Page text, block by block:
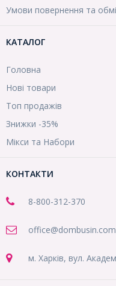
Умови повернення та
КАТАЛОГ
Головна
Нові товари
Топ продажів
Знижки -35%
Мікси та Набори
КОНТАКТИ
8-800-312-370
office@dombusin.com
м. Харків, вул.